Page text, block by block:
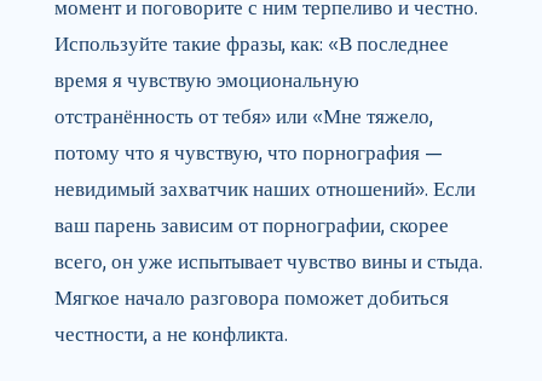
момент и поговорите с ним терпеливо и честно.
Используйте такие фразы, как: «В последнее
время я чувствую эмоциональную
отстранённость от тебя» или «Мне тяжело,
потому что я чувствую, что порнография —
невидимый захватчик наших отношений». Если
ваш парень зависим от порнографии, скорее
всего, он уже испытывает чувство вины и стыда.
Мягкое начало разговора поможет добиться
честности, а не конфликта.